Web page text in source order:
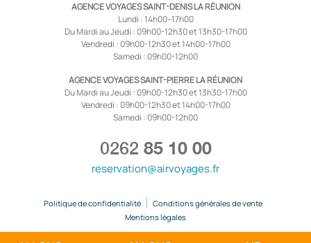
AGENCE VOYAGES SAINT-DENIS LA RÉUNION
Lundi : 14h00–17h00
Du Mardi au Jeudi : 09h00-12h30 et 13h30-17h00
Vendredi : 09h00-12h30 et 14h00-17h00
Samedi : 09h00-12h00
AGENCE VOYAGES SAINT-PIERRE LA RÉUNION
Du Mardi au Jeudi : 09h00-12h30 et 13h30-17h00
Vendredi : 09h00-12h30 et 14h00-17h00
Samedi : 09h00-12h00
0262 85 10 00
reservation@airvoyages.fr
Politique de confidentialité
Conditions générales de vente
Mentions légales